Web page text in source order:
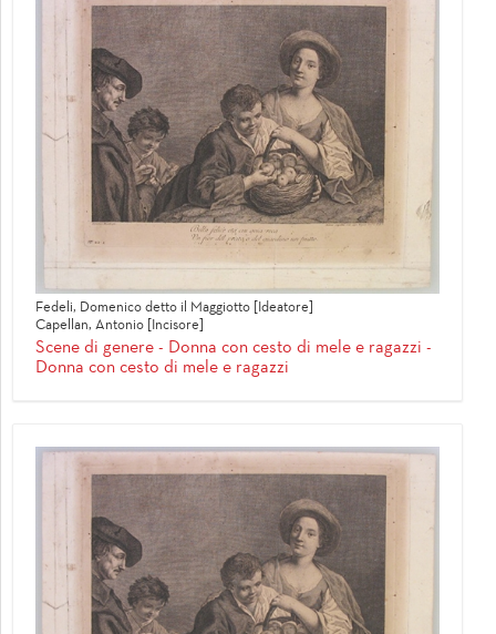
Fedeli, Domenico detto il Maggiotto [Ideatore]
Capellan, Antonio [Incisore]
Scene di genere - Donna con cesto di mele e ragazzi -
Donna con cesto di mele e ragazzi